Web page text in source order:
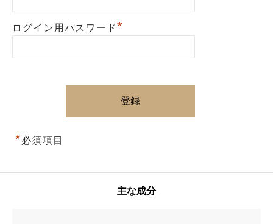
ログイン用パスワード*
*必須項目
主な成分